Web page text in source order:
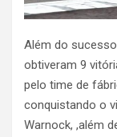
Além do
obtiveram 9
pelo time de
conquistando o
Warnock, ,além